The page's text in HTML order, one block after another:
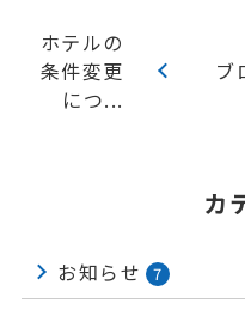
ホテルの
条件変更
につ...
ブ
カ
お知らせ 7